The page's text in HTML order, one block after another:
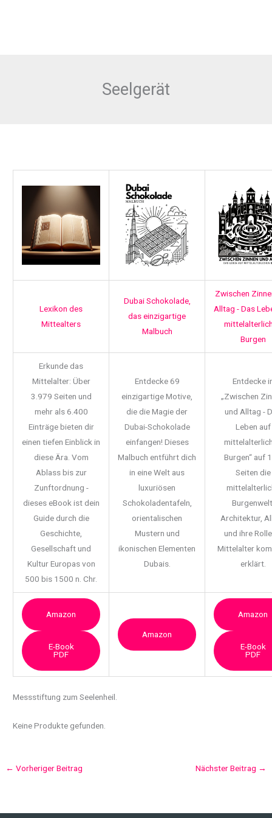
Seelgerät
Lexikon des
Mittealters
Dubai Schokolade,
das einzigartige
Malbuch
Zwischen
Alltag - Das
Burgen
Erkunde das
Mittelalter: Über
3.979 Seiten und
mehr als 6.400
Einträge bieten dir
einen tiefen Einblick in
diese Ära. Vom
Ablass bis zur
Zunftordnung -
dieses eBook ist dein
Guide durch die
Geschichte,
Gesellschaft und
Kultur Europas von
500 bis 1500 n. Chr.
Entdecke 69
einzigartige Motive,
die die Magie der
Dubai-Schokolade
einfangen! Dieses
Malbuch entführt dich
in eine Welt aus
luxuriösen
Schokoladentafeln,
orientalischen
Mustern und
ikonischen Elementen
Dubais.
Entdecke
„Zwischen
und Alltag -
Leben auf
Burgen“ auf
Seiten die
Architektur,
und ihre
Mittelalter
erklärt.
Amazon
E-Book
PDF
Amazon
Amazon
E-Book
PDF
Messstiftung zum Seelenheil.
Keine Produkte gefunden.
← Vorheriger Beitrag Nächster Beitrag →